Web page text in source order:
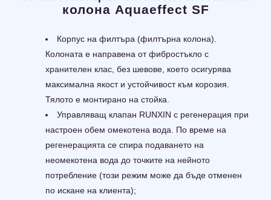
колона Aquaeffect SF
Корпус на филтъра (филтърна колона).
Колоната е направена от фибростъкло с
хранителен клас, без шевове, което осигурява
максимална якост и устойчивост към корозия.
Тялото е монтирано на стойка.
Управляващ клапан RUNXIN с регенерация при
настроен обем омекотена вода. По време на
регенерацията се спира подаването на
неомекотена вода до точките на нейното
потребление (този режим може да бъде отменен
по искане на клиента);